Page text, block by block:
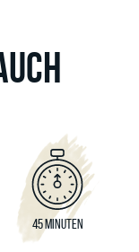
45 MINUTEN